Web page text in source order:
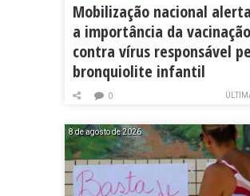
Mobilização nacional
a importância da vacinação
contra vírus responsável
bronquiolite infantil
0
8 de agosto de 2026